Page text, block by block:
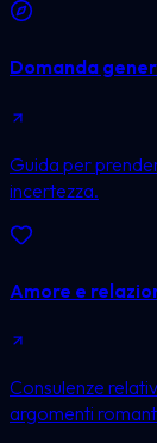
Domanda
Guida per
incertezza.
Amore e
Consulenze
argomenti